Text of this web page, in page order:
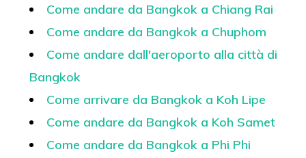
Come andare da Bangkok a Chiang Rai
Come andare da Bangkok a Chuphom
Come andare dall'aeroporto alla città di
Bangkok
Come arrivare da Bangkok a Koh Lipe
Come andare da Bangkok a Koh Samet
Come andare da Bangkok a Phi Phi